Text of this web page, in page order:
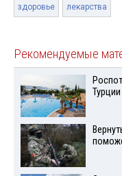
здоровье лекарства
Рекомендуемые